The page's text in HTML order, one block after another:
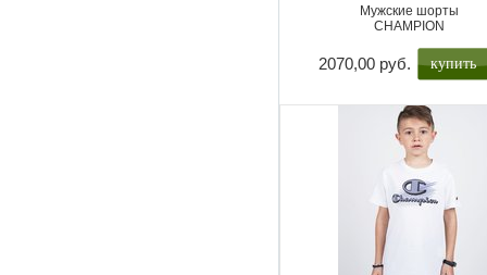
Мужские шорты
CHAMPION
2070,00 руб. купить